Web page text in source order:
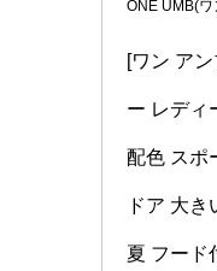
ONE UMB(ワ
[ワン ア
ー レディ
配色 スポ
ドア 大き
夏 フード